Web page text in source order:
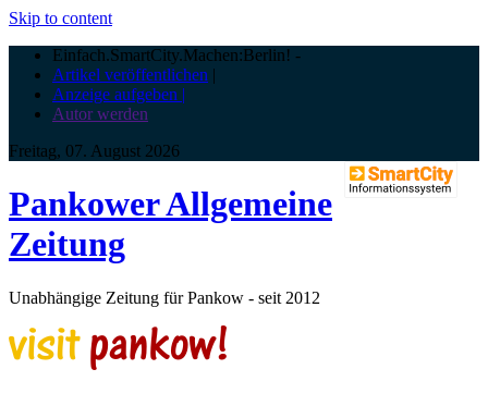
Skip to content
Einfach.SmartCity.Machen:Berlin! -
Artikel veröffentlichen |
Anzeige aufgeben |
Autor werden
Freitag, 07. August 2026
Pankower Allgemeine
Zeitung
Unabhängige Zeitung für Pankow - seit 2012